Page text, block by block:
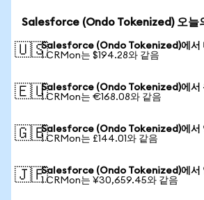
Salesforce (Ondo Tokenized) 오늘
🇺🇸Salesforce (Ondo Tokenized)에서
1 CRMon는 $194.28와 같음
🇪🇺Salesforce (Ondo Tokenized)에서
1 CRMon는 €168.08와 같음
🇬🇧Salesforce (Ondo Tokenized)에서
1 CRMon는 £144.01와 같음
🇯🇵Salesforce (Ondo Tokenized)에서
1 CRMon는 ¥30,659.45와 같음